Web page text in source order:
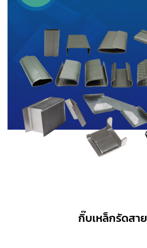
กิ๊บเหล็กรัดสาย